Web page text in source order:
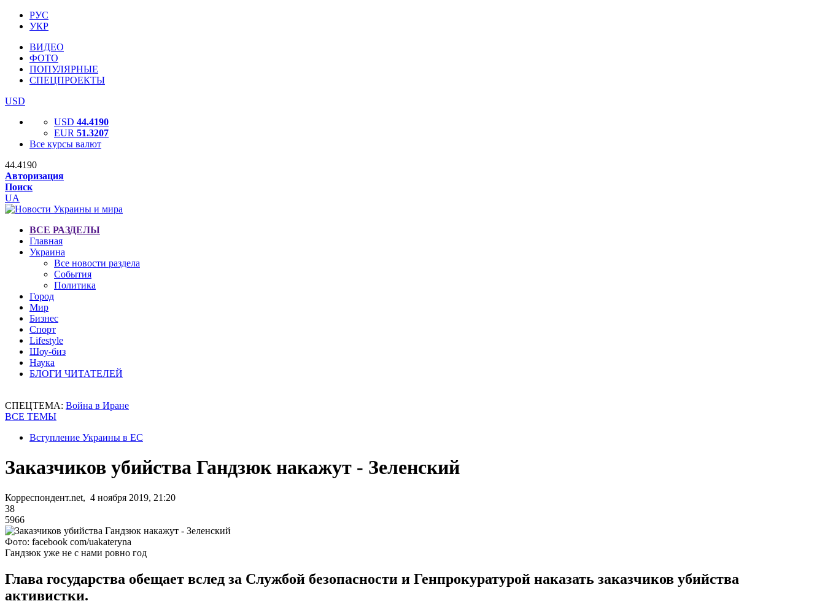
РУС
УКР
ВИДЕО
ФОТО
ПОПУЛЯРНЫЕ
СПЕЦПРОЕКТЫ
USD
USD 44.4190
EUR 51.3207
Все курсы валют
44.4190
Авторизация
Поиск
UA
ВСЕ РАЗДЕЛЫ
Главная
Украина
Все новости раздела
События
Политика
Город
Мир
Бизнес
Спорт
Lifestyle
Шоу-биз
Наука
БЛОГИ ЧИТАТЕЛЕЙ
СПЕЦТЕМА: Война в Иране
ВСЕ ТЕМЫ
Вступление Украины в ЕС
Заказчиков убийства Гандзюк накажут - Зеленский
Корреспондент.net, 4 ноября 2019, 21:20
38
5966
Фото: facebook com/uakateryna
Гандзюк уже не с нами ровно год
Глава государства обещает вслед за Службой безопасности и Генпрокуратурой наказать заказчиков убийства
активистки.